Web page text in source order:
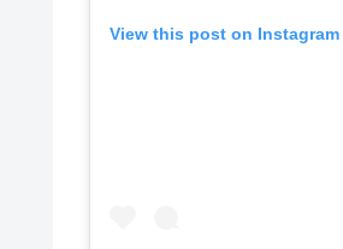
View this post on Instagram